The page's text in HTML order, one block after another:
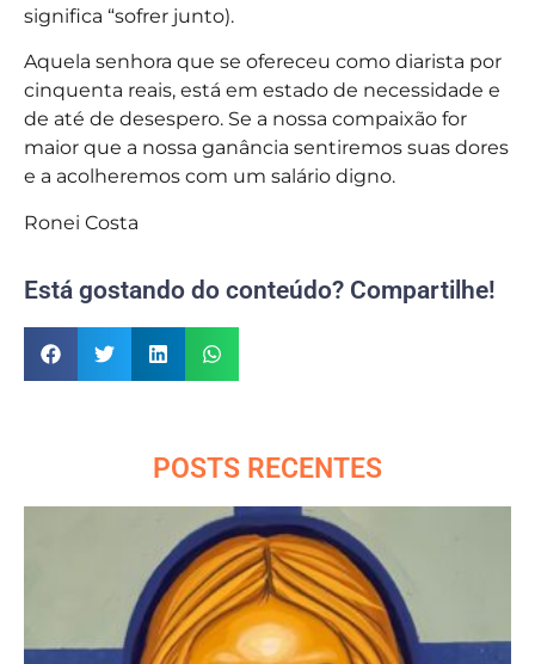
significa “sofrer junto).
Aquela senhora que se ofereceu como diarista por
cinquenta reais, está em estado de necessidade e
de até de desespero. Se a nossa compaixão for
maior que a nossa ganância sentiremos suas dores
e a acolheremos com um salário digno.
Ronei Costa
Está gostando do conteúdo? Compartilhe!
POSTS RECENTES